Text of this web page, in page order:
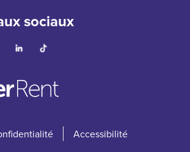
sociaux
Accessibilité